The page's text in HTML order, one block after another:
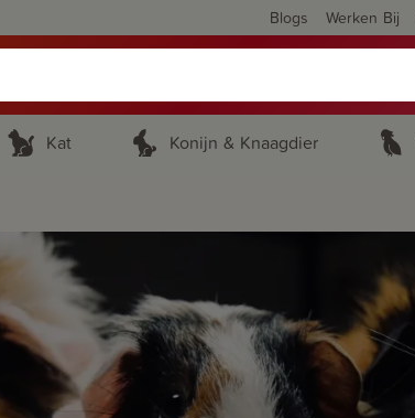
Blogs Werken Bij
Kat Konijn & Knaagdier